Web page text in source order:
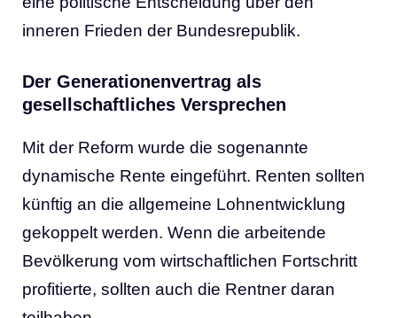
inneren Frieden der Bundesrepublik.
Der Generationenvertrag als
gesellschaftliches Versprechen
Mit der Reform wurde die sogenannte
dynamische Rente eingeführt. Renten sollten
künftig an die allgemeine Lohnentwicklung
gekoppelt werden. Wenn die arbeitende
Bevölkerung vom wirtschaftlichen Fortschritt
profitierte, sollten auch die Rentner daran